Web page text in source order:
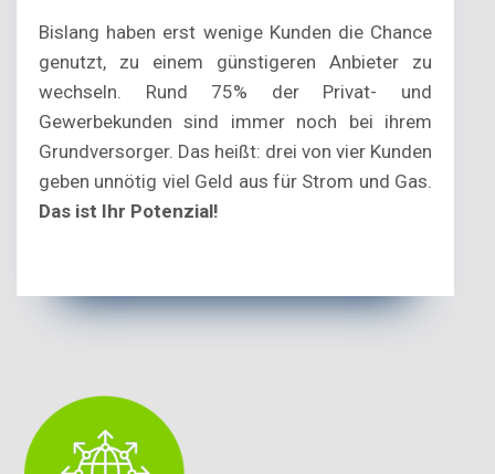
Bislang haben erst wenige Kunden die Chance
genutzt, zu einem günstigeren Anbieter zu
wechseln. Rund 75% der Privat- und
Gewerbekunden sind immer noch bei ihrem
Grundversorger. Das heißt: drei von vier Kunden
geben unnötig viel Geld aus für Strom und Gas.
Das ist Ihr Potenzial!